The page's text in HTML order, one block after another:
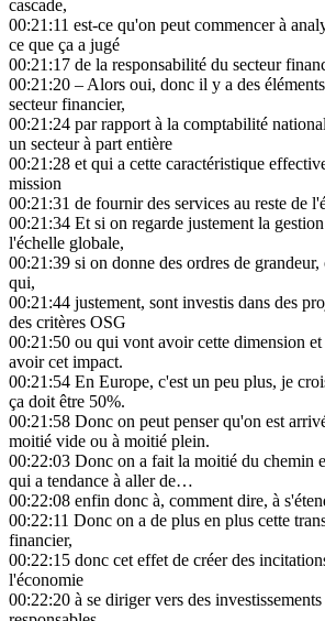
cascade,
00:21:11 est-ce qu'on peut commencer à
ce que ça a jugé
00:21:17 de la responsabilité du secteur
00:21:20 – Alors oui, donc il y a des
secteur financier,
00:21:24 par rapport à la comptabilité
un secteur à part entière
00:21:28 et qui a cette caractéristique
mission
00:21:31 de fournir des services au reste de
00:21:34 Et si on regarde justement la
l'échelle globale,
00:21:39 si on donne des ordres de
qui,
00:21:44 justement, sont investis dans des
des critères OSG
00:21:50 ou qui vont avoir cette dimension et
avoir cet impact.
00:21:54 En Europe, c'est un peu plus, je
ça doit être 50%.
00:21:58 Donc on peut penser qu'on est
moitié vide ou à moitié plein.
00:22:03 Donc on a fait la moitié du chemin
qui a tendance à aller de…
00:22:08 enfin donc à, comment dire, à
00:22:11 Donc on a de plus en plus cette
financier,
00:22:15 donc cet effet de créer des
l'économie
00:22:20 à se diriger vers des